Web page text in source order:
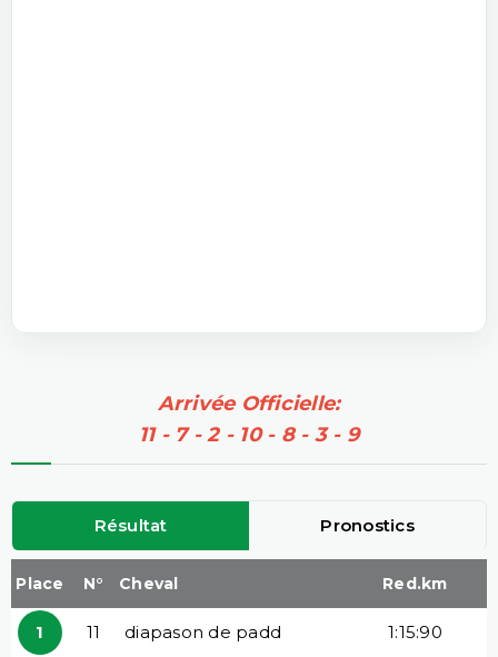
Arrivée Officielle:
11 - 7 - 2 - 10 - 8 - 3 - 9
Résultat Pronostics
Place N° Cheval Red.km
1 11 diapason de padd 1:15:90